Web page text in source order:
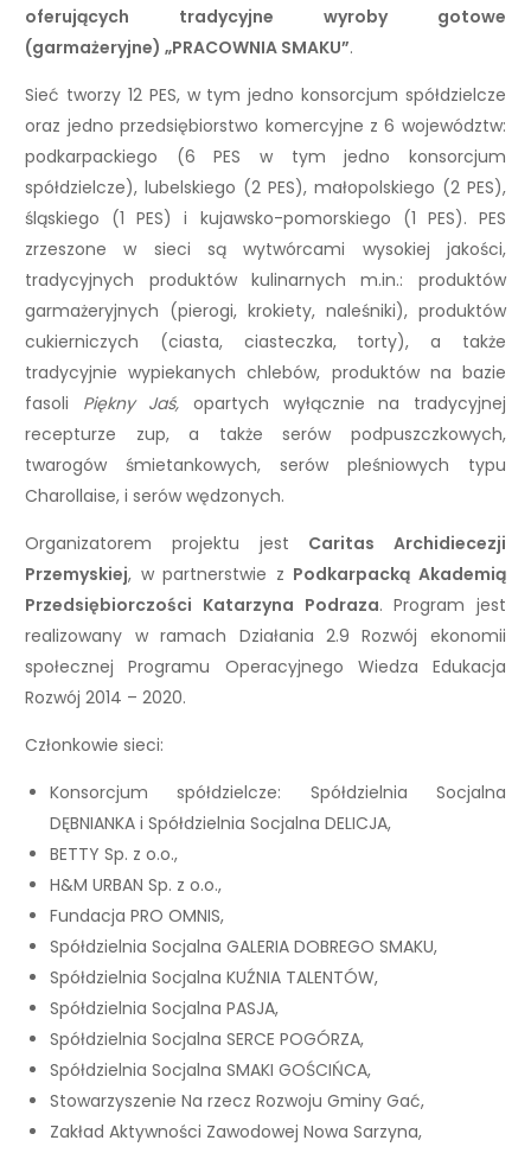
oferujących tradycyjne wyroby gotowe
(garmażeryjne) „PRACOWNIA SMAKU”.
Sieć tworzy 12 PES, w tym jedno konsorcjum spółdzielcze
oraz jedno przedsiębiorstwo komercyjne z 6 województw:
podkarpackiego (6 PES w tym jedno konsorcjum
spółdzielcze), lubelskiego (2 PES), małopolskiego (2 PES),
śląskiego (1 PES) i kujawsko-pomorskiego (1 PES). PES
zrzeszone w sieci są wytwórcami wysokiej jakości,
tradycyjnych produktów kulinarnych m.in.: produktów
garmażeryjnych (pierogi, krokiety, naleśniki), produktów
cukierniczych (ciasta, ciasteczka, torty), a także
tradycyjnie wypiekanych chlebów, produktów na bazie
fasoli Piękny Jaś,opartych wyłącznie na tradycyjnej
recepturze zup, a także serów podpuszczkowych,
twarogów śmietankowych, serów pleśniowych typu
Charollaise, i serów wędzonych.
Organizatorem projektu jest Caritas Archidiecezji
Przemyskiej, w partnerstwie z Podkarpacką Akademią
Przedsiębiorczości Katarzyna Podraza. Program jest
realizowany w ramach Działania 2.9 Rozwój ekonomii
społecznej Programu Operacyjnego Wiedza Edukacja
Rozwój 2014 – 2020.
Członkowie sieci:
Konsorcjum spółdzielcze: Spółdzielnia Socjalna
DĘBNIANKA i Spółdzielnia Socjalna DELICJA,
BETTY Sp. z o.o.,
H&M URBAN Sp. z o.o.,
Fundacja PRO OMNIS,
Spółdzielnia Socjalna GALERIA DOBREGO SMAKU,
Spółdzielnia Socjalna KUŹNIA TALENTÓW,
Spółdzielnia Socjalna PASJA,
Spółdzielnia Socjalna SERCE POGÓRZA,
Spółdzielnia Socjalna SMAKI GOŚCIŃCA,
Stowarzyszenie Na rzecz Rozwoju Gminy Gać,
Zakład Aktywności Zawodowej Nowa Sarzyna,